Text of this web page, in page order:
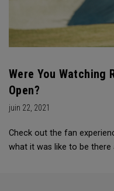
Were You Watching
Open?
juin 22, 2021
Check out the fan
what it was like to be there